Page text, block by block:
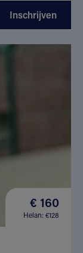
Inschrijven
€ 160
Helan: €128